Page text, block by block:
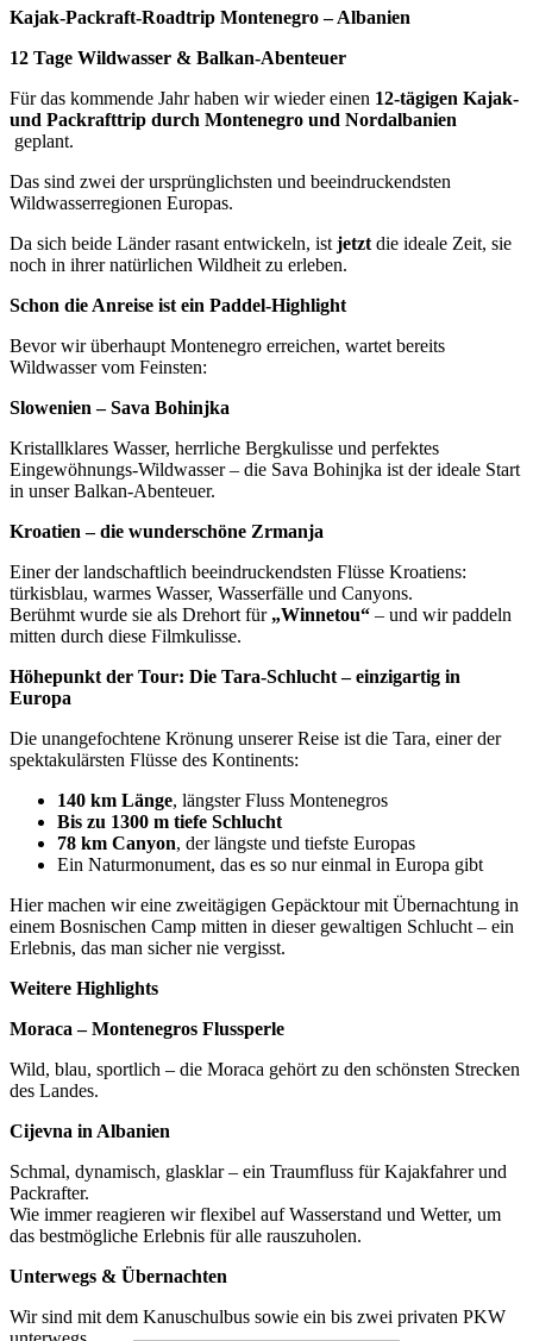
Kajak-Packraft-Roadtrip Montenegro – Albanien
12 Tage Wildwasser & Balkan-Abenteuer
Für das kommende Jahr haben wir wieder einen 12-tägigen Kajak-
und Packrafttrip durch Montenegro und Nordalbanien
geplant.
Das sind zwei der ursprünglichsten und beeindruckendsten
Wildwasserregionen Europas.
Da sich beide Länder rasant entwickeln, istjetztdie ideale Zeit, sie
noch in ihrer natürlichen Wildheit zu erleben.
Schon die Anreise ist ein Paddel-Highlight
Bevor wir überhaupt Montenegro erreichen, wartet bereits
Wildwasser vom Feinsten:
Slowenien – Sava Bohinjka
Kristallklares Wasser, herrliche Bergkulisse und perfektes
Eingewöhnungs-Wildwasser – die Sava Bohinjka ist der ideale Start
in unser Balkan-Abenteuer.
Kroatien – die wunderschöne Zrmanja
Einer der landschaftlich beeindruckendsten Flüsse Kroatiens:
türkisblau, warmes Wasser, Wasserfälle und Canyons.
Berühmt wurde sie als Drehort für „Winnetou“ – und wir paddeln
mitten durch diese Filmkulisse.
Höhepunkt der Tour: Die Tara-Schlucht – einzigartig in
Europa
Die unangefochtene Krönung unserer Reise ist die Tara, einer der
spektakulärsten Flüsse des Kontinents:
140 km Länge, längster Fluss Montenegros
Bis zu 1300 m tiefe Schlucht
78 km Canyon, der längste und tiefste Europas
Ein Naturmonument, das es so nur einmal in Europa gibt
Hier machen wir eine zweitägigen Gepäcktour mit Übernachtung in
einem Bosnischen Camp mitten in dieser gewaltigen Schlucht – ein
Erlebnis, das man sicher nie vergisst.
Weitere Highlights
Moraca – Montenegros Flussperle
Wild, blau, sportlich – die Moraca gehört zu den schönsten Strecken
des Landes.
Cijevna in Albanien
Schmal, dynamisch, glasklar – ein Traumfluss für Kajakfahrer und
Packrafter.
Wie immer reagieren wir flexibel auf Wasserstand und Wetter, um
das bestmögliche Erlebnis für alle rauszuholen.
Unterwegs & Übernachten
Wir sind mit dem Kanuschulbus sowie ein bis zwei privaten PKW